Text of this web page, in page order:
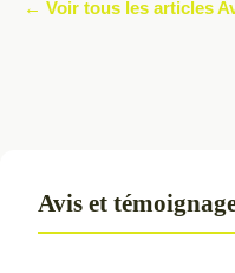
← Voir tous les articles
Avis et